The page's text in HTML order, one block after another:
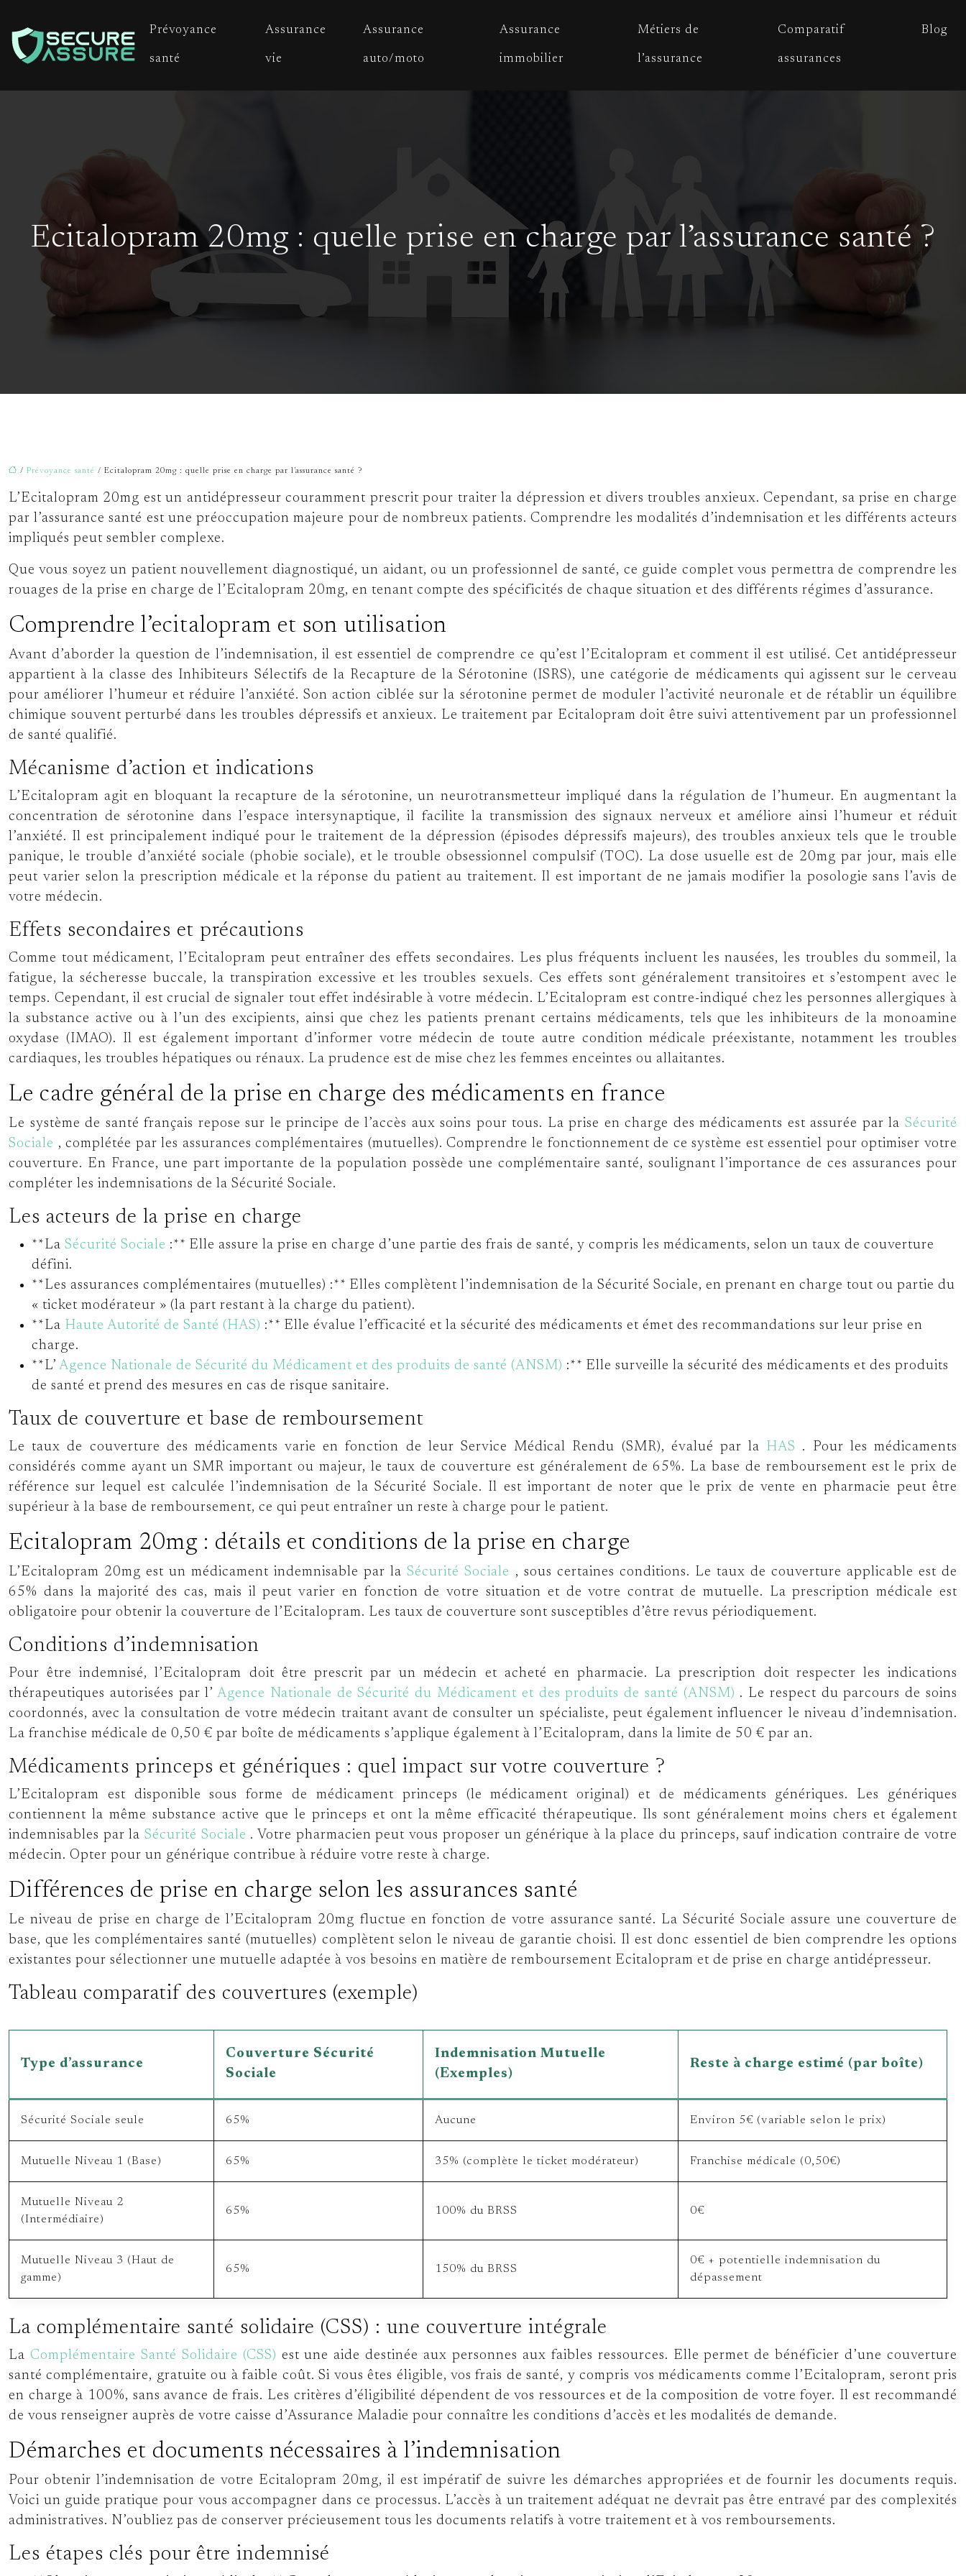
Prévoyance
santé
Assurance
vie
Assurance
auto/moto
Assurance
immobilier
Métiers de
l’assurance
Comparatif
assurances
Blog
Ecitalopram 20mg : quelle prise en charge par l’assurance santé ?
/ Prévoyance santé / Ecitalopram 20mg : quelle prise en charge par l’assurance santé ?
L’Ecitalopram 20mg est un antidépresseur couramment prescrit pour traiter la dépression et divers troubles anxieux. Cependant, sa prise en charge
par l’assurance santé est une préoccupation majeure pour de nombreux patients. Comprendre les modalités d’indemnisation et les différents acteurs
impliqués peut sembler complexe.
Que vous soyez un patient nouvellement diagnostiqué, un aidant, ou un professionnel de santé, ce guide complet vous permettra de comprendre les
rouages de la prise en charge de l’Ecitalopram 20mg, en tenant compte des spécificités de chaque situation et des différents régimes d’assurance.
Comprendre l’ecitalopram et son utilisation
Avant d’aborder la question de l’indemnisation, il est essentiel de comprendre ce qu’est l’Ecitalopram et comment il est utilisé. Cet antidépresseur
appartient à la classe des Inhibiteurs Sélectifs de la Recapture de la Sérotonine (ISRS), une catégorie de médicaments qui agissent sur le cerveau
pour améliorer l’humeur et réduire l’anxiété. Son action ciblée sur la sérotonine permet de moduler l’activité neuronale et de rétablir un équilibre
chimique souvent perturbé dans les troubles dépressifs et anxieux. Le traitement par Ecitalopram doit être suivi attentivement par un professionnel
de santé qualifié.
Mécanisme d’action et indications
L’Ecitalopram agit en bloquant la recapture de la sérotonine, un neurotransmetteur impliqué dans la régulation de l’humeur. En augmentant la
concentration de sérotonine dans l’espace intersynaptique, il facilite la transmission des signaux nerveux et améliore ainsi l’humeur et réduit
l’anxiété. Il est principalement indiqué pour le traitement de la dépression (épisodes dépressifs majeurs), des troubles anxieux tels que le trouble
panique, le trouble d’anxiété sociale (phobie sociale), et le trouble obsessionnel compulsif (TOC). La dose usuelle est de 20mg par jour, mais elle
peut varier selon la prescription médicale et la réponse du patient au traitement. Il est important de ne jamais modifier la posologie sans l’avis de
votre médecin.
Effets secondaires et précautions
Comme tout médicament, l’Ecitalopram peut entraîner des effets secondaires. Les plus fréquents incluent les nausées, les troubles du sommeil, la
fatigue, la sécheresse buccale, la transpiration excessive et les troubles sexuels. Ces effets sont généralement transitoires et s’estompent avec le
temps. Cependant, il est crucial de signaler tout effet indésirable à votre médecin. L’Ecitalopram est contre-indiqué chez les personnes allergiques à
la substance active ou à l’un des excipients, ainsi que chez les patients prenant certains médicaments, tels que les inhibiteurs de la monoamine
oxydase (IMAO). Il est également important d’informer votre médecin de toute autre condition médicale préexistante, notamment les troubles
cardiaques, les troubles hépatiques ou rénaux. La prudence est de mise chez les femmes enceintes ou allaitantes.
Le cadre général de la prise en charge des médicaments en france
Le système de santé français repose sur le principe de l’accès aux soins pour tous. La prise en charge des médicaments est assurée par la Sécurité
Sociale , complétée par les assurances complémentaires (mutuelles). Comprendre le fonctionnement de ce système est essentiel pour optimiser votre
couverture. En France, une part importante de la population possède une complémentaire santé, soulignant l’importance de ces assurances pour
compléter les indemnisations de la Sécurité Sociale.
Les acteurs de la prise en charge
**La Sécurité Sociale :** Elle assure la prise en charge d’une partie des frais de santé, y compris les médicaments, selon un taux de couverture
défini.
**Les assurances complémentaires (mutuelles) :** Elles complètent l’indemnisation de la Sécurité Sociale, en prenant en charge tout ou partie du
« ticket modérateur » (la part restant à la charge du patient).
**La Haute Autorité de Santé (HAS) :** Elle évalue l’efficacité et la sécurité des médicaments et émet des recommandations sur leur prise en
charge.
**L’ Agence Nationale de Sécurité du Médicament et des produits de santé (ANSM) :** Elle surveille la sécurité des médicaments et des produits
de santé et prend des mesures en cas de risque sanitaire.
Taux de couverture et base de remboursement
Le taux de couverture des médicaments varie en fonction de leur Service Médical Rendu (SMR), évalué par la HAS . Pour les médicaments
considérés comme ayant un SMR important ou majeur, le taux de couverture est généralement de 65%. La base de remboursement est le prix de
référence sur lequel est calculée l’indemnisation de la Sécurité Sociale. Il est important de noter que le prix de vente en pharmacie peut être
supérieur à la base de remboursement, ce qui peut entraîner un reste à charge pour le patient.
Ecitalopram 20mg : détails et conditions de la prise en charge
L’Ecitalopram 20mg est un médicament indemnisable par laSécurité Sociale , sous certaines conditions. Le taux de couverture applicable est de
65% dans la majorité des cas, mais il peut varier en fonction de votre situation et de votre contrat de mutuelle. La prescription médicale est
obligatoire pour obtenir la couverture de l’Ecitalopram. Les taux de couverture sont susceptibles d’être revus périodiquement.
Conditions d’indemnisation
Pour être indemnisé, l’Ecitalopram doit être prescrit par un médecin et acheté en pharmacie. La prescription doit respecter les indications
thérapeutiques autorisées par l’Agence Nationale de Sécurité du Médicament et des produits de santé (ANSM) . Le respect du parcours de soins
coordonnés, avec la consultation de votre médecin traitant avant de consulter un spécialiste, peut également influencer le niveau d’indemnisation.
La franchise médicale de 0,50 € par boîte de médicaments s’applique également à l’Ecitalopram, dans la limite de 50 € par an.
Médicaments princeps et génériques : quel impact sur votre couverture ?
L’Ecitalopram est disponible sous forme de médicament princeps (le médicament original) et de médicaments génériques. Les génériques
contiennent la même substance active que le princeps et ont la même efficacité thérapeutique. Ils sont généralement moins chers et également
indemnisables par laSécurité Sociale . Votre pharmacien peut vous proposer un générique à la place du princeps, sauf indication contraire de votre
médecin. Opter pour un générique contribue à réduire votre reste à charge.
Différences de prise en charge selon les assurances santé
Le niveau de prise en charge de l’Ecitalopram 20mg fluctue en fonction de votre assurance santé. La Sécurité Sociale assure une couverture de
base, que les complémentaires santé (mutuelles) complètent selon le niveau de garantie choisi. Il est donc essentiel de bien comprendre les options
existantes pour sélectionner une mutuelle adaptée à vos besoins en matière de remboursement Ecitalopram et de prise en charge antidépresseur.
Tableau comparatif des couvertures (exemple)
Type d’assurance
Couverture Sécurité
Sociale
Indemnisation Mutuelle
(Exemples)
Reste à charge estimé (par boîte)
Sécurité Sociale seule 65% Aucune Environ 5€ (variable selon le prix)
Mutuelle Niveau 1 (Base) 65% 35% (complète le ticket modérateur) Franchise médicale (0,50€)
Mutuelle Niveau 2
(Intermédiaire)
65% 100% du BRSS 0€
Mutuelle Niveau 3 (Haut de
gamme)
65% 150% du BRSS
0€ + potentielle indemnisation du
dépassement
La complémentaire santé solidaire (CSS) : une couverture intégrale
La Complémentaire Santé Solidaire (CSS) est une aide destinée aux personnes aux faibles ressources. Elle permet de bénéficier d’une couverture
santé complémentaire, gratuite ou à faible coût. Si vous êtes éligible, vos frais de santé, y compris vos médicaments comme l’Ecitalopram, seront pris
en charge à 100%, sans avance de frais. Les critères d’éligibilité dépendent de vos ressources et de la composition de votre foyer. Il est recommandé
de vous renseigner auprès de votre caisse d’Assurance Maladie pour connaître les conditions d’accès et les modalités de demande.
Démarches et documents nécessaires à l’indemnisation
Pour obtenir l’indemnisation de votre Ecitalopram 20mg, il est impératif de suivre les démarches appropriées et de fournir les documents requis.
Voici un guide pratique pour vous accompagner dans ce processus. L’accès à un traitement adéquat ne devrait pas être entravé par des complexités
administratives. N’oubliez pas de conserver précieusement tous les documents relatifs à votre traitement et à vos remboursements.
Les étapes clés pour être indemnisé